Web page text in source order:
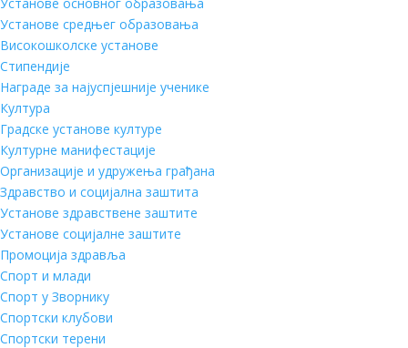
Установе средњег образовања
Високошколске установе
Стипендије
Награде за најуспјешније ученике
Култура
Градске установе културе
Културне манифестације
Организације и удружења грађана
Здравство и социјална заштита
Установе здравствене заштите
Установе социјалне заштите
Промоција здравља
Спорт и млади
Спорт у Зворнику
Спортски клубови
Спортски терени